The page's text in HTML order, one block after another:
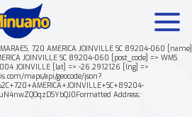
720 AMERICA JOINVILLE SC 89204-060 [name]
JOINVILLE SC 89204-060 [post_code] => WMS
B004 JOINVILLE [lat] => -26.2912126 [lng] =>
maps/api/geocode/json?
Address:
Minuano Rende +